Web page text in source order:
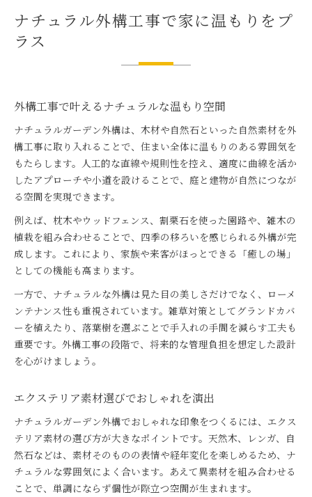
ナチュラルな素材選びが空間を変える理由
おしゃれとナチュラルを両立する工夫
ローメンテナンスなナチュラルガーデンの秘訣
エクステリアで叶えるおしゃれローメンテ庭
ナチュラルガーデン維持のポイント解説
おしゃれな外構と手間軽減の両立方法
外構工事で実現する簡単ナチュラル管理法
おしゃれを叶える外構工事の新定番とは
ナチュラル外構工事でおしゃれを実現
今注目のナチュラルスタイル外構工事
新定番となるエクステリアの選び方
おしゃれな外構工事の最新トレンド紹介
ナチュラルガーデン流の外構工事アイデア
雑木と宿根草でつくる外構の魅力
雑木と宿根草が生むナチュラル外構工事
ナチュラルガーデンを彩る宿根草の魅力
おしゃれな外構工事に必須の植栽テク
暮らしに馴染むナチュラルな外構アイデア集
外構工事で叶える暮らしに馴染むナチュラル感
エクステリアとおしゃれ空間のおすすめ事例
ナチュラル外構工事で家に温もりをプ
ラス
外構工事で叶えるナチュラルな温もり空間
ナチュラルガーデン外構は、木材や自然石といった自然素材を外
構工事に取り入れることで、住まい全体に温もりのある雰囲気を
もたらします。人工的な直線や規則性を控え、適度に曲線を活か
したアプローチや小道を設けることで、庭と建物が自然につなが
る空間を実現できます。
例えば、枕木やウッドフェンス、割栗石を使った園路や、雑木の
植栽を組み合わせることで、四季の移ろいを感じられる外構が完
成します。これにより、家族や来客がほっとできる「癒しの場」
としての機能も高まります。
一方で、ナチュラルな外構は見た目の美しさだけでなく、ローメ
ンテナンス性も重視されています。雑草対策としてグランドカバ
ーを植えたり、落葉樹を選ぶことで手入れの手間を減らす工夫も
重要です。外構工事の段階で、将来的な管理負担を想定した設計
を心がけましょう。
エクステリア素材選びでおしゃれを演出
ナチュラルガーデン外構でおしゃれな印象をつくるには、エクス
テリア素材の選び方が大きなポイントです。天然木、レンガ、自
然石などは、素材そのものの表情や経年変化を楽しめるため、ナ
チュラルな雰囲気によく合います。あえて異素材を組み合わせる
ことで、単調にならず個性が際立つ空間が生まれます。